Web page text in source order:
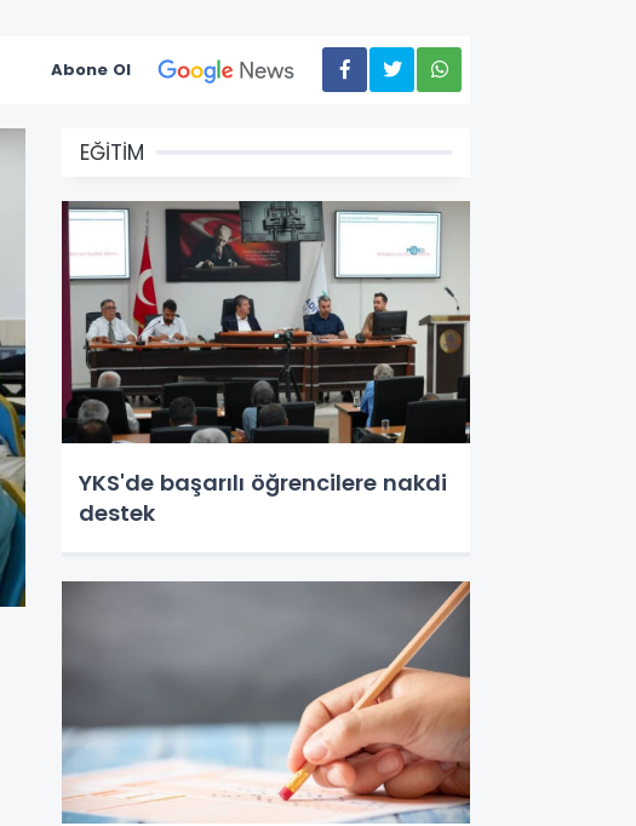
Abone Ol
EĞİTİM
YKS'de başarılı öğrencilere nakdi
destek